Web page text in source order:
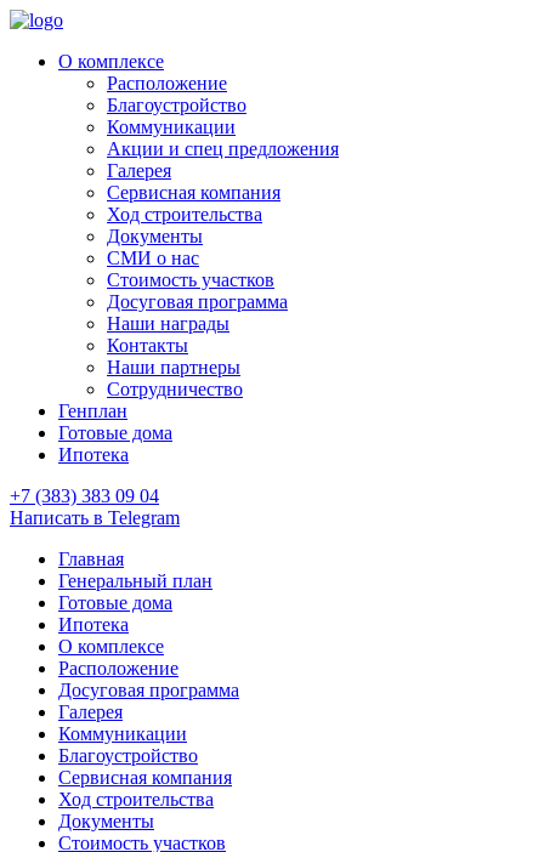
О комплексе
Расположение
Благоустройство
Коммуникации
Акции и спец предложения
Галерея
Сервисная компания
Ход строительства
Документы
СМИ о нас
Стоимость участков
Досуговая программа
Наши награды
Контакты
Наши партнеры
Сотрудничество
Генплан
Готовые дома
Ипотека
+7 (383) 383 09 04
Написать в Telegram
Главная
Генеральный план
Готовые дома
Ипотека
О комплексе
Расположение
Досуговая программа
Галерея
Коммуникации
Благоустройство
Сервисная компания
Ход строительства
Документы
Стоимость участков